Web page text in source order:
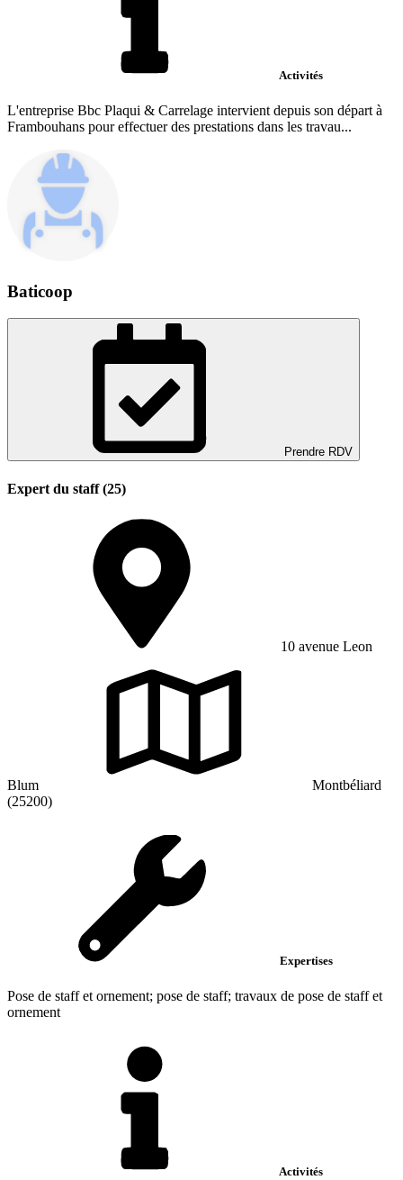
Activités
L'entreprise Bbc Plaqui & Carrelage intervient depuis son départ à
Frambouhans pour effectuer des prestations dans les travau...
Baticoop
Prendre RDV
Expert du staff (25)
10 avenue Leon
Blum
Montbéliard
(25200)
Expertises
Pose de staff et ornement; pose de staff; travaux de pose de staff et
ornement
Activités